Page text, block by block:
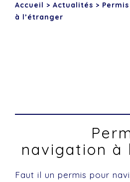
Accueil > Actualités >
à l’étranger
navigation à
Faut il un permis pour